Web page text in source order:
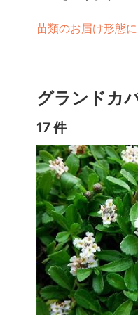
苗類のお届け形態
グランドカ
17 件